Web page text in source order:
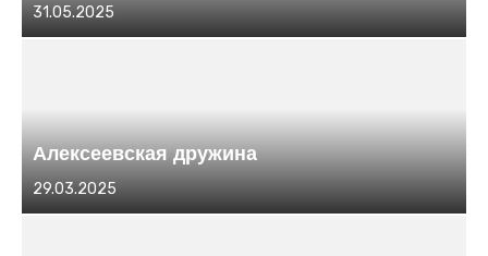
Размещено
в
31.05.2025
Алексеевская дружина
Размещено
в
29.03.2025